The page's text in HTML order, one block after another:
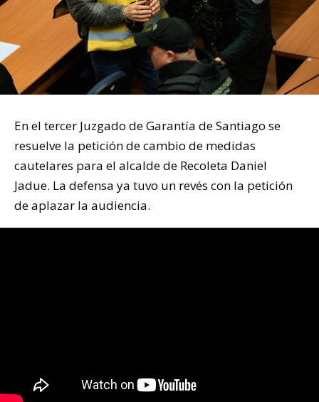
En el tercer Juzgado de Garantía de Santiago se
resuelve la petición de cambio de medidas
cautelares para el alcalde de Recoleta Daniel
Jadue. La defensa ya tuvo un revés con la petición
de aplazar la audiencia.